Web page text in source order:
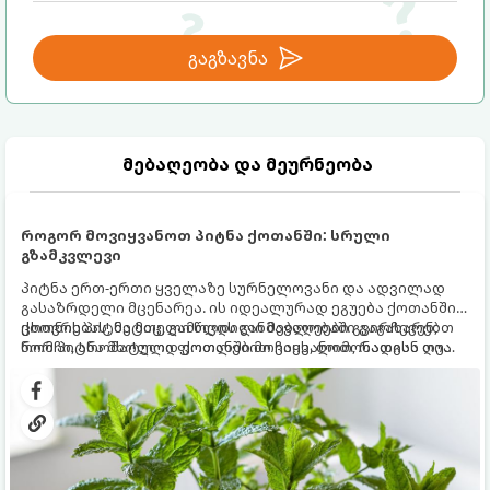
გაგზავნა
მებაღეობა და მეურნეობა
როგორ მოვიყვანოთ პიტნა ქოთანში: სრული
გზამკვლევი
პიტნა ერთ-ერთი ყველაზე სურნელოვანი და ადვილად
გასაზრდელი მცენარეა. ის იდეალურად ეგუება ქოთანში
ცხოვრებას, მეტიც, გამოცდილი მებაღეები გვირჩევენ,
რომ პიტნა მხოლოდ ქოთანში მოვიყვანოთ, რადგან ღია
გრუნტში (ბაღში) დარგვისას ის ფესვებით ძალიან
სწრაფად ვრცელდება და სხვა მცენარეებს ავიწროებს.
ქოთნის პიტნა მთელი წლის განმავლობაში გაგახარებთ
ნორჩი, არომატული ფოთლებით ჩაის, ლიმონათისა თუ
კერძებისთვის.